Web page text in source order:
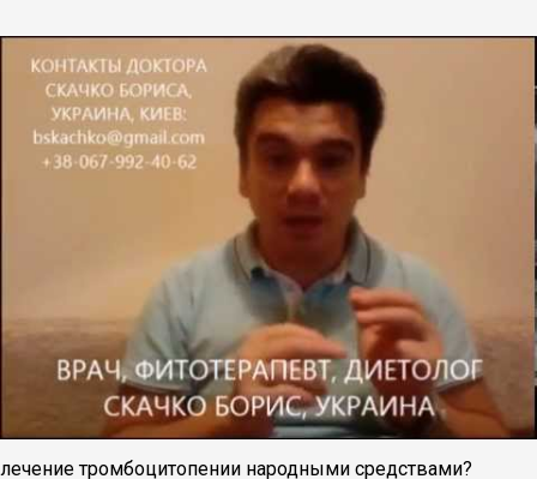
лечение тромбоцитопении народными средствами?